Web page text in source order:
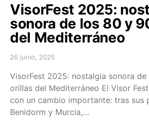
VisorFest 2025:
sonora de los 80 y
del Mediterráneo
Posted on
26 junio, 2025
VisorFest 2025: nostalgia sonora
orillas del Mediterráneo El Visor
con un cambio importante: tras sus
Benidorm y Murcia,…